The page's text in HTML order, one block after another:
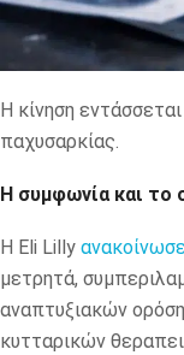
Η κίνηση
παχυσαρκίας.
Η συμφωνία και το
Η Eli Lilly ανακοίνωσε
μετρητά,
αναπτυξιακών
κυτταρικών